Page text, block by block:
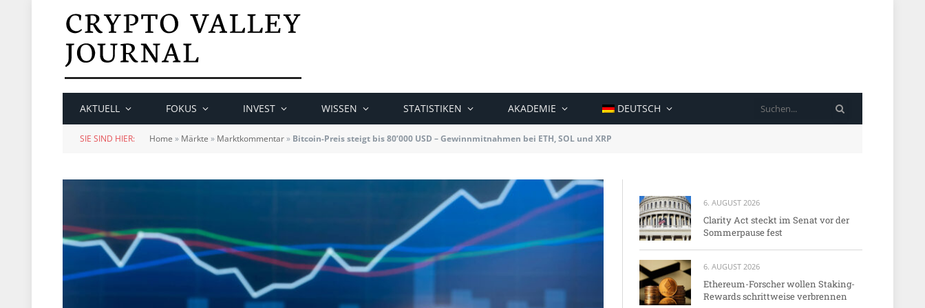
AKTUELL FOKUS INVEST WISSEN STATISTIKEN AKADEMIE DEUTSCH
SIE SIND HIER: Home » Märkte » Marktkommentar» Bitcoin-Preis steigt bis 80’000 USD – Gewinnmitnahmen bei ETH, SOL und XRP
6. AUGUST 2026
Clarity Act steckt im Senat vor der
Sommerpause fest
6. AUGUST 2026
Ethereum-Forscher wollen Staking-
Rewards schrittweise verbrennen